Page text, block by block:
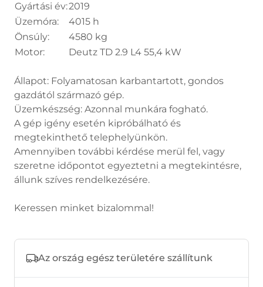
Gyártási év:2019
Üzemóra:
4015 h
Önsúly:
4580 kg
Motor:
Deutz TD 2.9 L4 55,4 kW
Állapot: Folyamatosan karbantartott, gondos
gazdától származó gép.
Üzemkészség: Azonnal munkára fogható.
A gép igény esetén kipróbálható és
megtekinthető telephelyünkön.
Amennyiben további kérdése merül fel, vagy
szeretne időpontot egyeztetni a megtekintésre,
állunk szíves rendelkezésére.
Keressen minket bizalommal!
Az ország egész területére szállítunk